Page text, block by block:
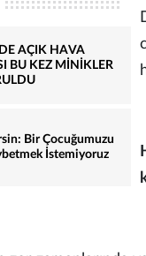
AÇIK HAVA
BU KEZ MİNİKLER
Bir Çocuğumuzu
İstemiyoruz